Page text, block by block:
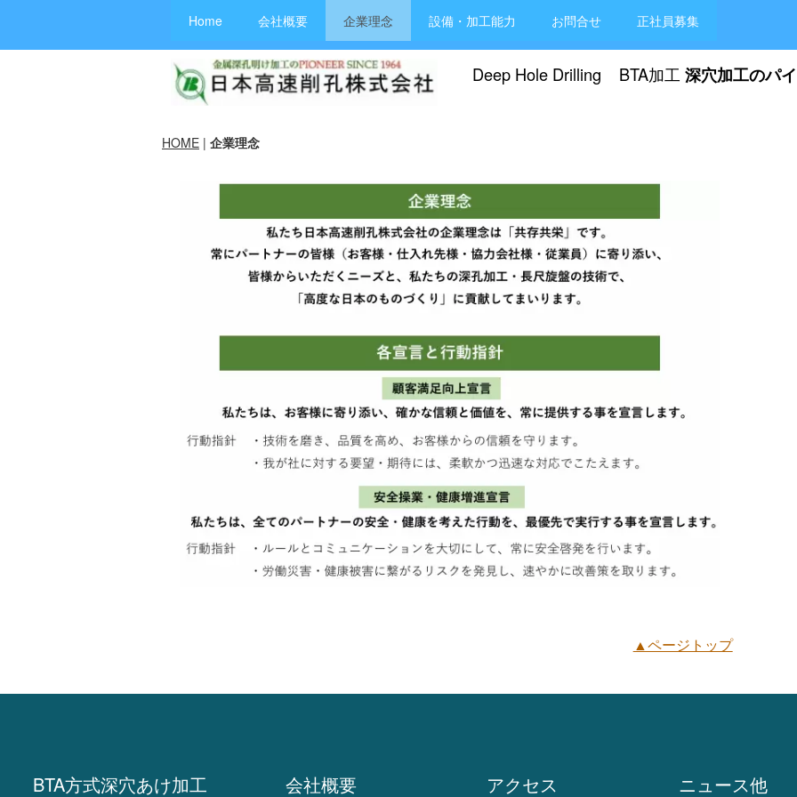
Home 会社概要 企業理念 設備・加工能力 お問合せ 正社員募集
Deep Hole Drilling BTA加工 深穴加工のパ
HOME | 企業理念
▲ページトップ
BTA方式深穴あけ加工 会社概要 アクセス ニュース他